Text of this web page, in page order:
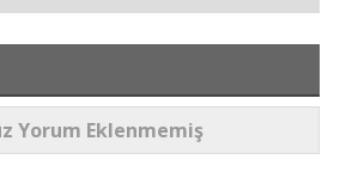
Yorum Eklenmemiş